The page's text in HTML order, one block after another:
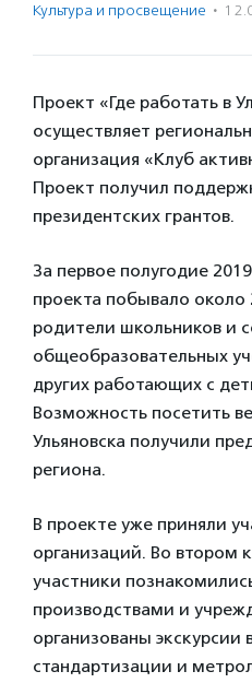
Культура и просвещение ·
Проект «Где работать в
осуществляет
организация «Клуб
Проект получил
президентских грантов.
За первое полугодие
проекта побывало около
родители школьников и
общеобразовательных
других работающих с
Возможность посетить
Ульяновска получили
региона.
В проекте уже приняли
организаций. Во втором
участники
производствами и
организованы экскурсии
стандартизации и